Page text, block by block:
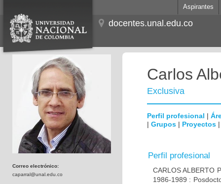
Aspirantes
docentes.unal.edu.co
Correo electrónico:
caparral@unal.edu.co
Carlos
Exclusiva
Perfil profesional |
| Grupos | Proyectos
Perfil profesional
CARLOS ALBERTO
1986-1989 :